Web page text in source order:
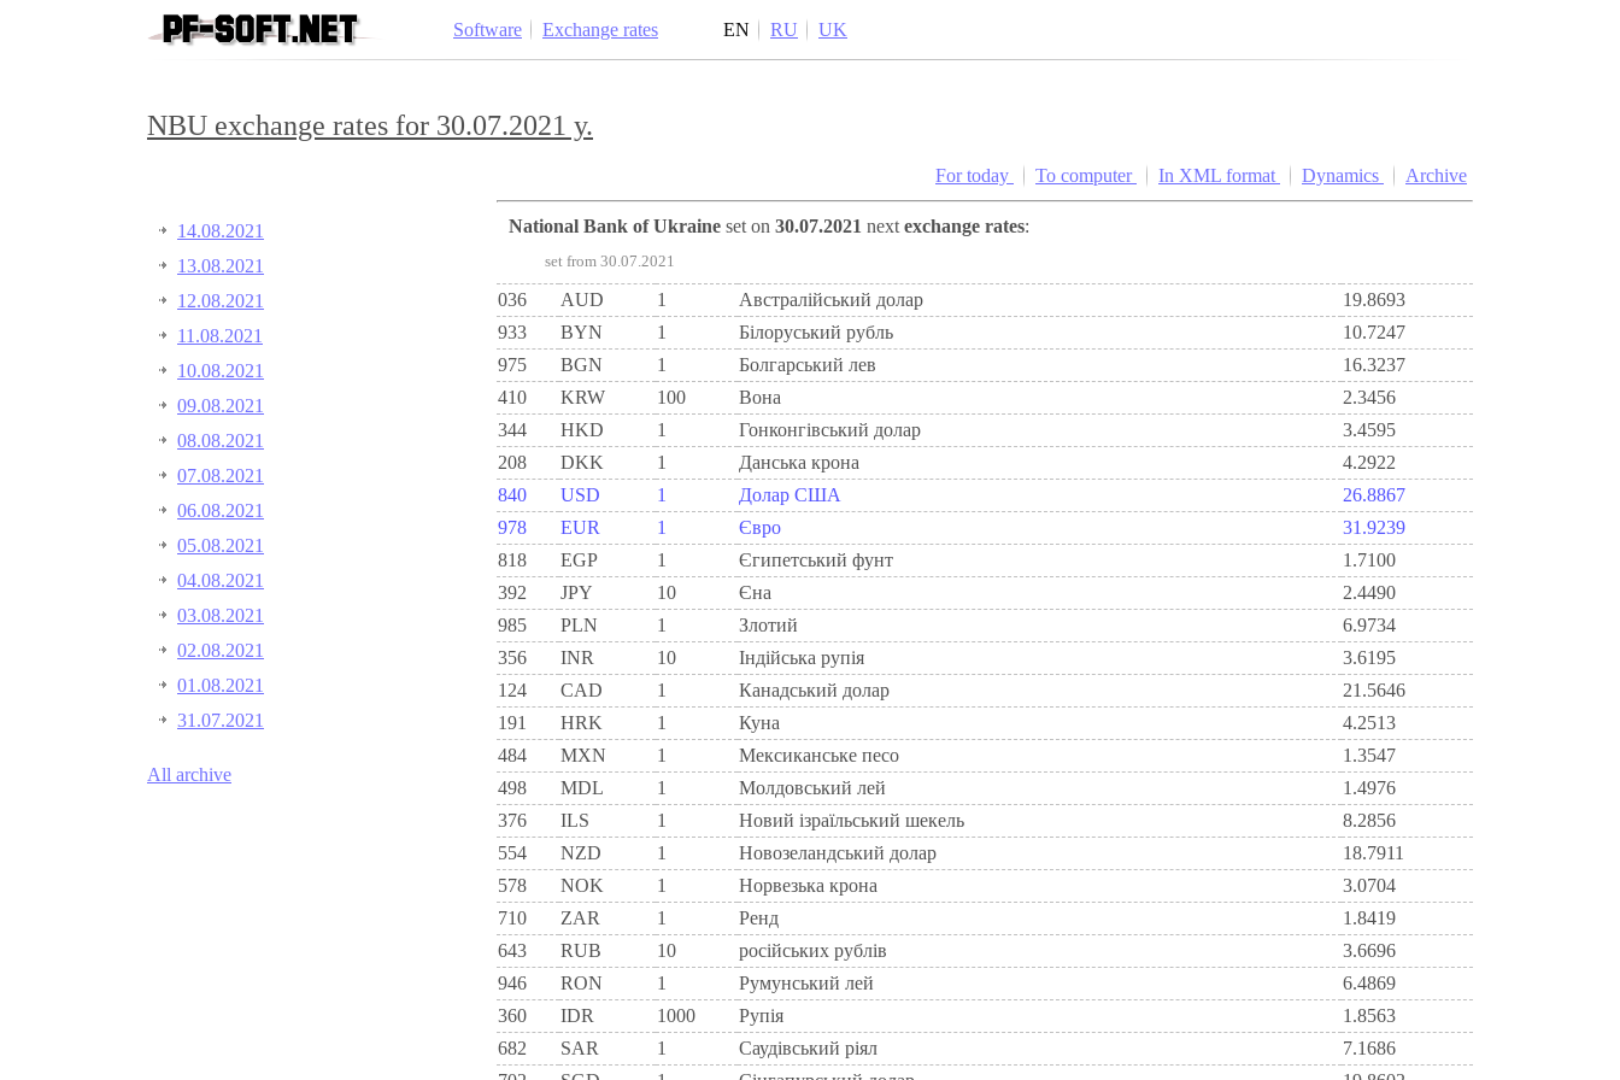
Software Exchange rates EN RU UK
NBU exchange rates for 30.07.2021 y.
14.08.2021
13.08.2021
12.08.2021
11.08.2021
10.08.2021
09.08.2021
08.08.2021
07.08.2021
06.08.2021
05.08.2021
04.08.2021
03.08.2021
02.08.2021
01.08.2021
31.07.2021
All archive
For today To computer In XML format Dynamics Archive
National Bank of Ukraine set on 30.07.2021 next exchange rates:
set from 30.07.2021
036 AUD 1 Австралійський долар
19.8693
933
BYN 1 Бiлоруський рубль
10.7247
975
BGN 1 Болгарський лев
16.3237
410
KRW 100 Вона
2.3456
344
HKD 1 Гонконгівський долар
3.4595
208
DKK 1 Данська крона
4.2922
840
USD 1 Долар США
26.8867
978
EUR 1 Євро
31.9239
818
EGP 1 Єгипетський фунт
1.7100
392
JPY 10 Єна
2.4490
985
PLN 1 Злотий
6.9734
356
INR 10 Індійська рупія
3.6195
124
CAD 1 Канадський долар
21.5646
191
HRK 1 Куна
4.2513
484
MXN 1 Мексиканське песо
1.3547
498
MDL 1 Молдовський лей
1.4976
376
ILS 1 Новий ізраїльський шекель
8.2856
554
NZD 1 Новозеландський долар
18.7911
578
NOK 1 Норвезька крона
3.0704
710
ZAR 1 Ренд
1.8419
643
RUB 10 російських рублів
3.6696
946
RON 1 Румунський лей
6.4869
360
IDR 1000 Рупія
1.8563
682
SAR 1 Саудівський ріял
7.1686